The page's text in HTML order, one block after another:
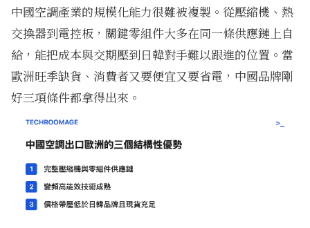
中國空調產業的規模化能力很難被複製。從壓縮機、熱
交換器到電控板，關鍵零組件大多在同一條供應鏈上自
給，能把成本與交期壓到日韓對手難以跟進的位置。當
歐洲旺季缺貨、消費者又要便宜又要省電，中國品牌剛
好三項條件都拿得出來。